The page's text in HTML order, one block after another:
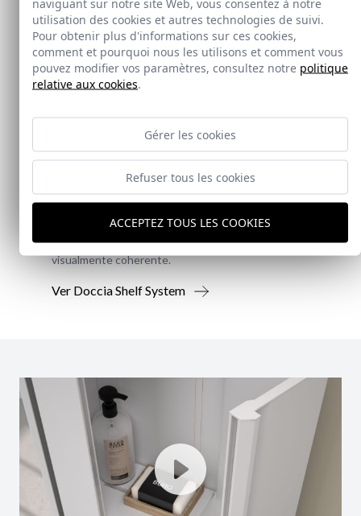
Doccia Shelf System
mampara de ducha y armario de cristal, pensado
para ofrecer una solución práctica, resistente y
visualmente coherente.
Ver Doccia Shelf System
utilisation des cookies et autres technologies de suivi.
Pour obtenir plus d'informations sur ces cookies,
comment et pourquoi nous les utilisons et comment vous
pouvez modifier vos paramètres, consultez notre politique
relative aux cookies.
Gérer les cookies
Refuser tous les cookies
ACCEPTEZ TOUS LES COOKIES